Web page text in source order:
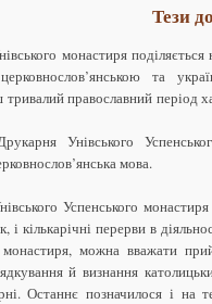
Тези
монастиря
та
православний період
Унівського
мова.
Успенського
і кількарічні перерви в
монастиря, можна вважати
й визнання
Останнє позначилося і на